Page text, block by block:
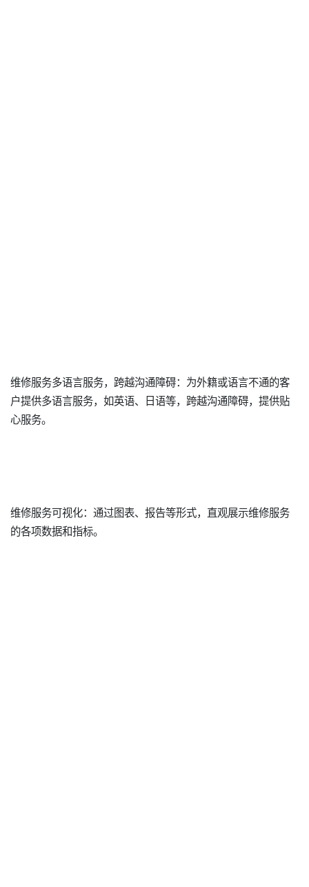
维修服务多语言服务，跨越沟通障碍：为外籍或语言不通的客
户提供多语言服务，如英语、日语等，跨越沟通障碍，提供贴
心服务。
维修服务可视化：通过图表、报告等形式，直观展示维修服务
的各项数据和指标。